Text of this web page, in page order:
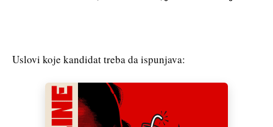
Uslovi koje kandidat treba da ispunjava: